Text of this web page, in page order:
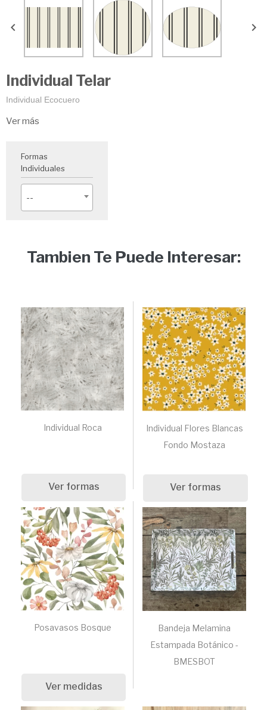
 
Individual Telar
Individual Ecocuero
Ver más
Formas
Individuales
--
Tambien Te Puede Interesar:
Individual Roca
Ver formas
Individual Flores Blancas
Fondo Mostaza
Ver formas
Posavasos Bosque
Ver medidas
Bandeja Melamina
Estampada Botánico -
BMESBOT